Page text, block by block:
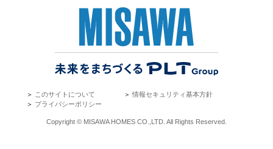
＞ このサイトについて ＞情報セキュリティ基本方針
＞ プライバシーポリシー
Copyright © MISAWA HOMES CO.,LTD. All Rights Reserved.